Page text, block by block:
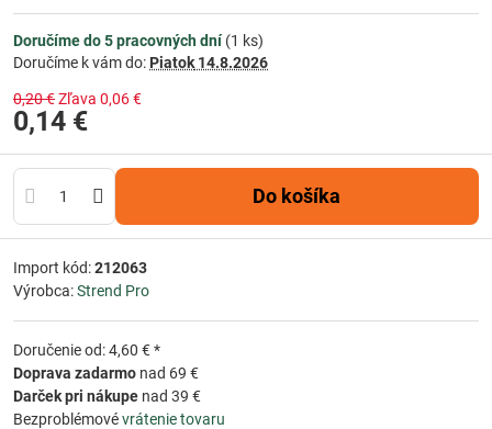
Doručíme do 5 pracovných dní(1 ks)
Doručíme k vám do: Piatok 14.8.2026
0,20 €Zľava 0,06 €
0,14 €
Do košíka
Import kód:212063
Výrobca:Strend Pro
Doručenie od: 4,60 € *
Doprava zadarmo nad 69 €
Darček pri nákupe nad 39 €
Bezproblémovévrátenie tovaru